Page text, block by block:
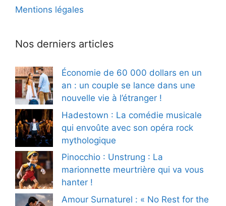
Mentions légales
Nos derniers articles
Économie de 60 000 dollars en un
an : un couple se lance dans une
nouvelle vie à l’étranger !
Hadestown : La comédie musicale
qui envoûte avec son opéra rock
mythologique
Pinocchio : Unstrung : La
marionnette meurtrière qui va vous
hanter !
Amour Surnaturel : « No Rest for the